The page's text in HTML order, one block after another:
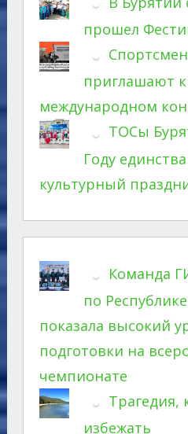
прошел
приглашают
международном
ТОСы
Году
культурный
Команда
по
показала высокий
подготовки на
чемпионате
избежать